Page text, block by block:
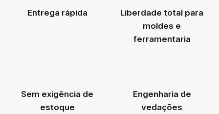
Entrega rápida
Liberdade total para
moldes e
ferramentaria
Sem exigência de
estoque
Engenharia de
vedações